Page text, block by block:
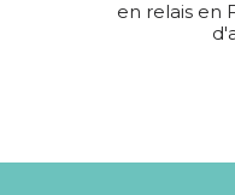
en relais en